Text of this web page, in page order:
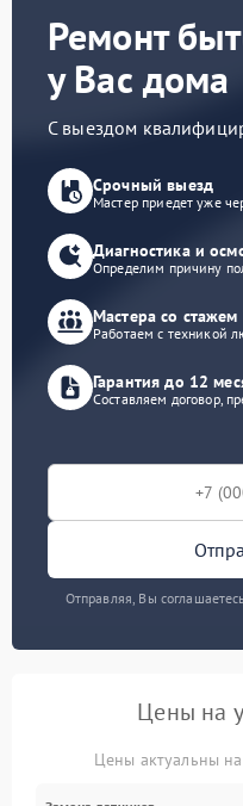
Ремонт
у Вас дома
С выездом
Срочный выезд
Мастер приедет уже
Диагностика и
Определим причину
Мастера со стажем
Работаем с техникой
Гарантия до 12
Составляем договор,
Отправляя, Вы
Цены на
Цены актуальны